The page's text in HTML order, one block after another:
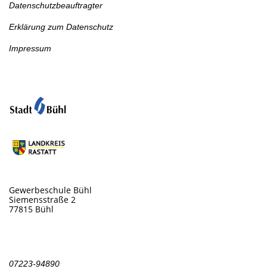
Datenschutzbeauftragter
Erklärung zum Datenschutz
Impressum
Gewerbeschule Bühl
Siemensstraße 2
77815 Bühl
07223-94890